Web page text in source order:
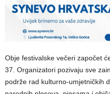
Obje festivalske večeri započet
37. Organizatori pozivaju sve
podrže rad kulturno-umjetničkih